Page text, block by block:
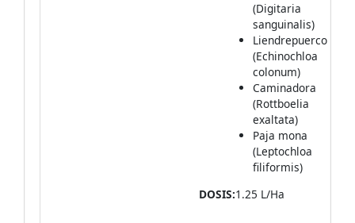
(Digitaria
sanguinalis)
Liendrepuerco
(Echinochloa
colonum)
Caminadora
(Rottboelia
exaltata)
Paja mona
(Leptochloa
filiformis)
DOSIS:1.25 L/Ha